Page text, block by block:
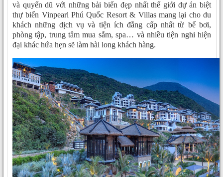
và quyến dũ với những bải biển đẹp nhất thế giới dự án biệt
thự biển Vinpearl Phú Quốc Resort & Villas mang lại cho du
khách những dịch vụ và tiện ích đẳng cấp nhất từ bể bơi,
phòng tập, trung tâm mua sắm, spa… và nhiều tiện nghi hiện
đại khác hứa hẹn sẽ làm hài long khách hàng.